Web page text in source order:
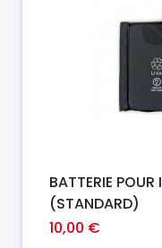
BATTERIE POUR
(STANDARD)
10,00 €